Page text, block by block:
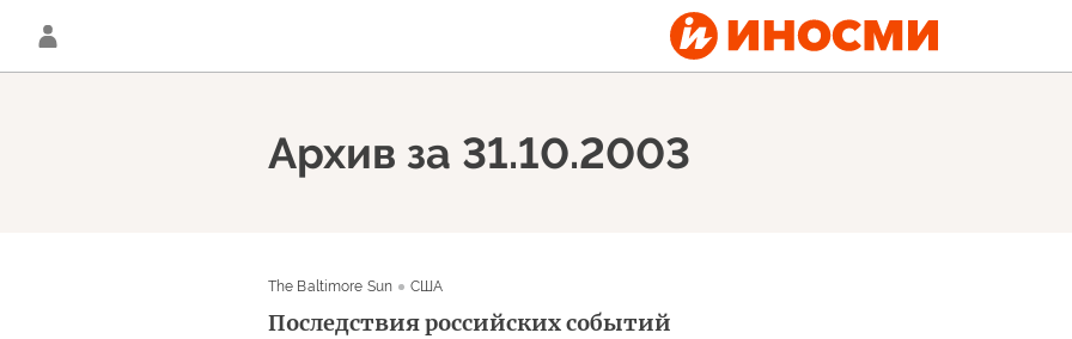
Архив за 31.10.2003
The Baltimore Sun США
Последствия российских событий